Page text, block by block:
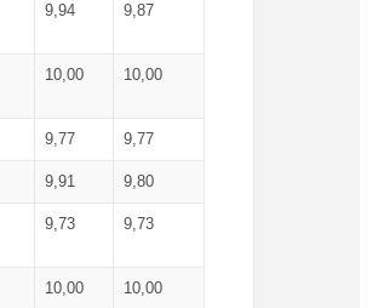
9,94 9,87
10,00 10,00
9,77 9,77
9,91 9,80
9,73 9,73
10,00 10,00